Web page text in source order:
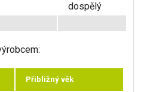
dospělý
Přibližný věk